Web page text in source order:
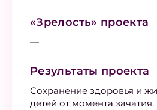
«Зрелость» проекта
—
Результаты проекта
Сохранение здоровья и
детей от момента зачатия.